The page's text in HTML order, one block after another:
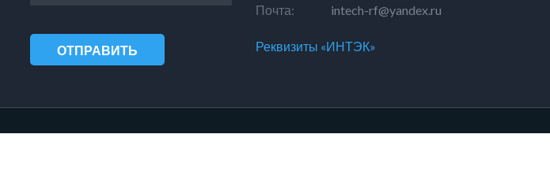
ОТПРАВИТЬ
Почта: intech-rf@yandex.ru
Реквизиты «ИНТЭК»